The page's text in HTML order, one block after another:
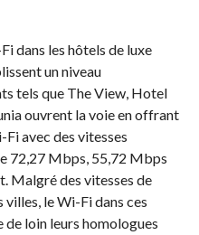
dans les hôtels de luxe
un niveau
tels que The View, Hotel
ouvrent la voie en offrant
avec des vitesses
72,27 Mbps, 55,72 Mbps
Malgré des vitesses de
le Wi-Fi dans ces
de loin leurs homologues